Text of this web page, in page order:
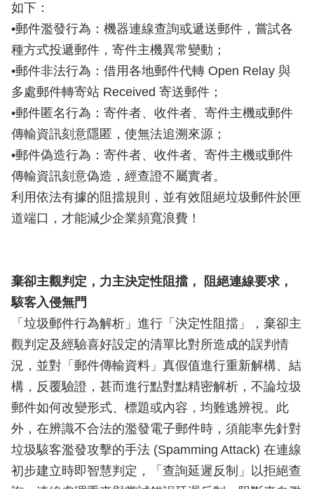
如下：
•郵件濫發行為：機器連線查詢或遞送郵件，嘗試各
種方式投遞郵件，寄件主機異常變動；
•郵件非法行為：借用各地郵件代轉 Open Relay 與
多處郵件轉寄站 Received 寄送郵件；
•郵件匿名行為：寄件者、收件者、寄件主機或郵件
傳輸資訊刻意隱匿，使無法追溯來源；
•郵件偽造行為：寄件者、收件者、寄件主機或郵件
傳輸資訊刻意偽造，經查證不屬實者。
利用依法有據的阻擋規則，並有效阻絕垃圾郵件於匣
道端口，才能減少企業頻寬浪費！
棄卻主觀判定，力主決定性阻擋， 阻絕連線要求，
駭客入侵無門
「垃圾郵件行為解析」進行「決定性阻擋」，棄卻主
觀判定及經驗喜好設定的清單比對所造成的誤判情
況，並對「郵件傳輸資料」真假值進行重新解構、結
構，反覆驗證，甚而進行點對點精密解析，不論垃圾
郵件如何改變形式、標題或內容，均難逃辨視。此
外，在辨識不合法的濫發電子郵件時，須能率先針對
垃圾駭客濫發攻擊的手法 (Spamming Attack) 在連線
初步建立時即智慧判定，「查詢延遲反制」以拒絕查